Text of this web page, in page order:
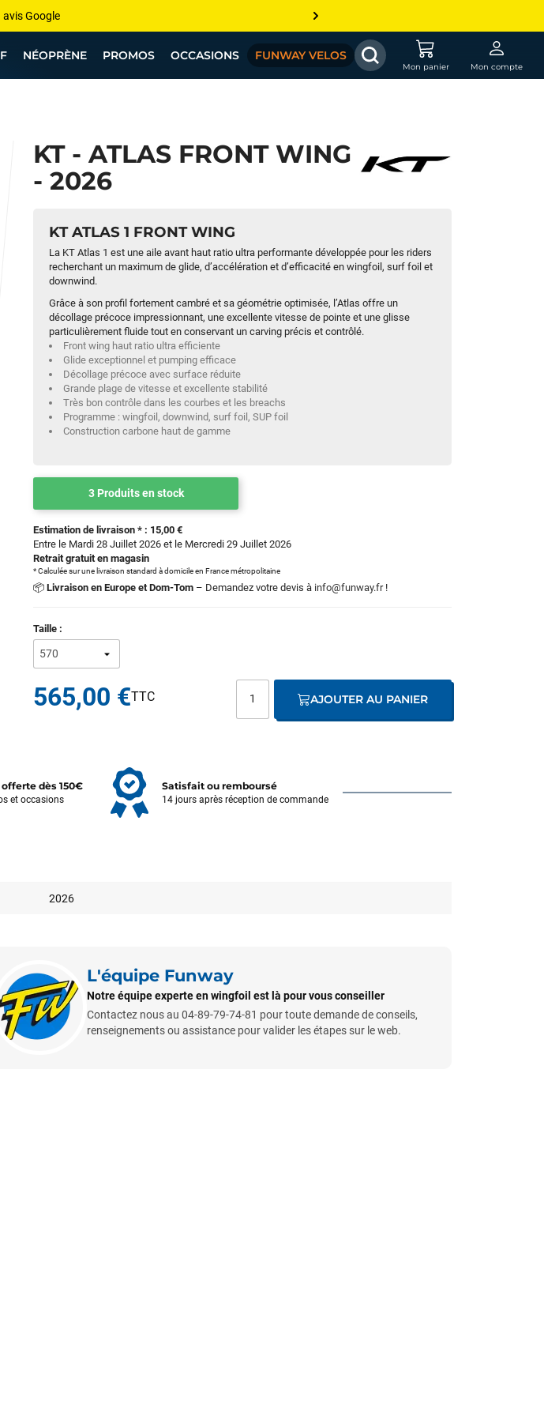
chez Funway
le windsurf, wingfoil, etc...
cher ailleurs ? On s’aligne !
NÉOPRÈNE PROMOS OCCASIONS FUNWAY VELOS
Mon panier Mon compte
KT - ATLAS FRONT WING
- 2026
KT ATLAS 1 FRONT WING
La KT Atlas 1 est une aile avant haut ratio ultra performante développée pour les riders
recherchant un maximum de glide, d’accélération et d’efficacité en wingfoil, surf foil et
downwind.
Grâce à son profil fortement cambré et sa géométrie optimisée, l’Atlas offre un
décollage précoce impressionnant, une excellente vitesse de pointe et une glisse
particulièrement fluide tout en conservant un carving précis et contrôlé.
Front wing haut ratio ultra efficiente
Glide exceptionnel et pumping efficace
Décollage précoce avec surface réduite
Grande plage de vitesse et excellente stabilité
Très bon contrôle dans les courbes et les breachs
Programme : wingfoil, downwind, surf foil, SUP foil
Construction carbone haut de gamme
3 Produits en stock
Estimation de livraison * : 15,00 €
Entre le Mardi 28 Juillet 2026 et le Mercredi 29 Juillet 2026
Retrait gratuit en magasin
* Calculée sur une livraison standard à domicile en France métropolitaine
📦 Livraison en Europe et Dom-Tom – Demandez votre devis à info@funway.fr!
Taille :
565,00 € AJOUTER AU PANIER
dès 150€
et occasions
Satisfait ou remboursé
14 jours après réception de commande
2026
L'équipe Funway
Notre équipe experte en wingfoil est là pour vous conseiller
Contactez nous au 04-89-79-74-81 pour toute demande de conseils,
renseignements ou assistance pour valider les étapes sur le web.